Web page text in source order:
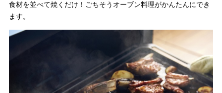
食材を並べて焼くだけ！ごちそうオーブン料理がかんたんにでき
ます。